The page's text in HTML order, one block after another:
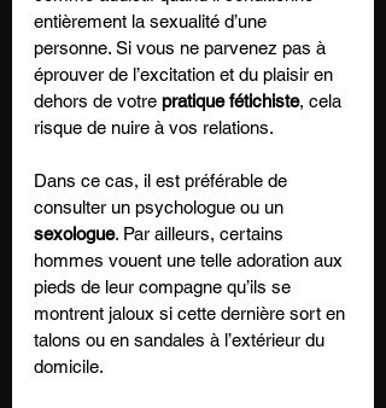
entièrement la sexualité d’une
personne. Si vous ne parvenez pas à
éprouver de l’excitation et du plaisir en
dehors de votre pratique fétichiste, cela
risque de nuire à vos relations.
Dans ce cas, il est préférable de
consulter un psychologue ou un
sexologue. Par ailleurs, certains
hommes vouent une telle adoration aux
pieds de leur compagne qu’ils se
montrent jaloux si cette dernière sort en
talons ou en sandales à l’extérieur du
domicile.